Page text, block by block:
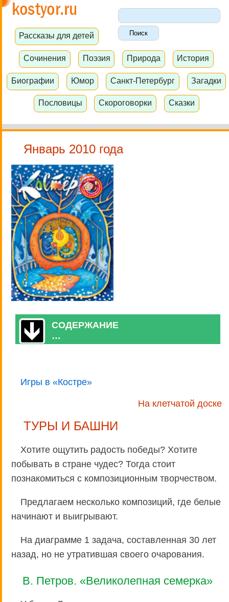
Рассказы для детей
Сочинения Поэзия Природа История
Биографии Юмор Санкт-Петербург Загадки
Пословицы Скороговорки Сказки
Январь 2010 года
СОДЕРЖАНИЕ
…
Игры в «Костре»
На клетчатой доске
ТУРЫ И БАШНИ
Хотите ощутить радость победы? Хотите
побывать в стране чудес? Тогда стоит
познакомиться с композиционным творчеством.
Предлагаем несколько композиций, где белые
начинают и выигрывают.
На диаграмме 1 задача, составленная 30 лет
назад, но не утратившая своего очарования.
В. Петров. «Великолепная семерка»